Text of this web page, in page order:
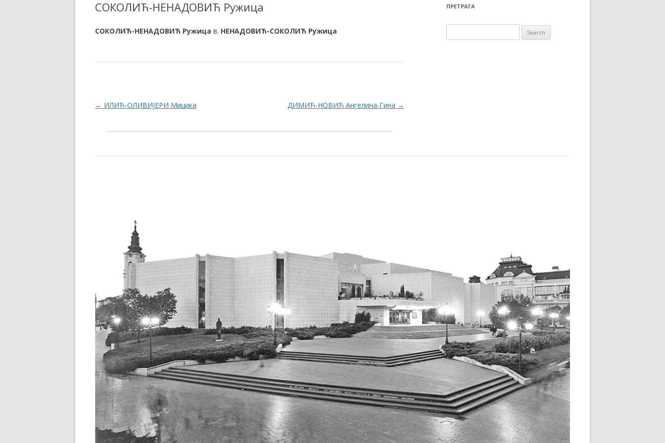
СОКОЛИЋ-НЕНАДОВИЋ Ружица
СОКОЛИЋ-НЕНАДОВИЋ Ружица в. НЕНАДОВИЋ-СОКОЛИЋ Ружица
Post navigation
← ИЛИЋ-ОЛИВИЈЕРИ Мицика ДИМИЋ-НОВИЋ Ангелина-Гина →
ПРЕТРАГА